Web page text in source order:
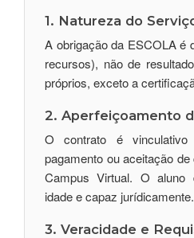
1. Natureza do
A obrigação da ESCOLA é
recursos), não de
próprios, exceto a
2. Aperfeiçoamento
O contrato é
pagamento ou aceitação
Campus Virtual. O
idade e capaz jurídicamente.
3. Veracidade e